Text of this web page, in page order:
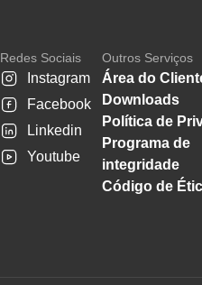
Redes Sociais
Instagram
Facebook
Linkedin
Youtube
Outros Serviços
Área do
Downloads
Política de
Programa de
integridade
Código de